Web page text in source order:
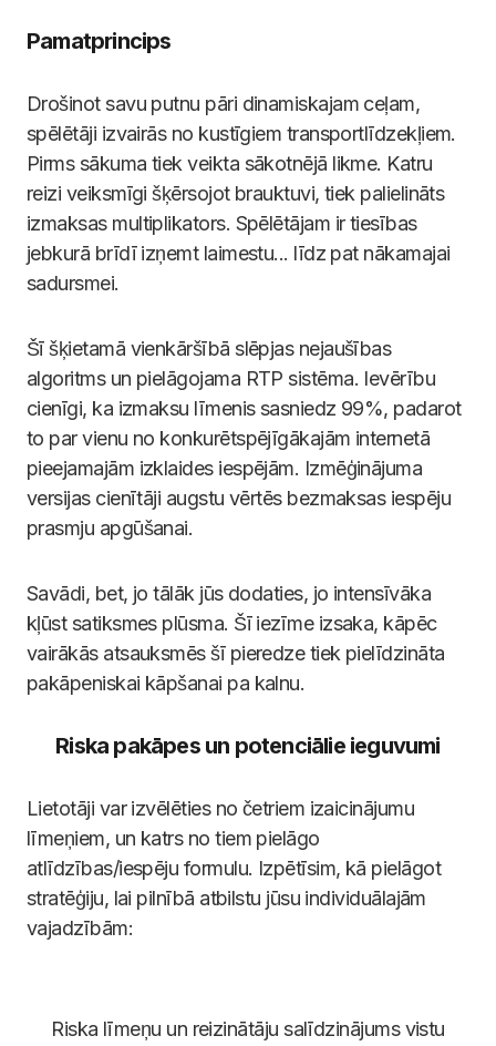
Pamatprincips
Drošinot savu putnu pāri dinamiskajam ceļam,
spēlētāji izvairās no kustīgiem transportlīdzekļiem.
Pirms sākuma tiek veikta sākotnējā likme. Katru
reizi veiksmīgi šķērsojot brauktuvi, tiek palielināts
izmaksas multiplikators. Spēlētājam ir tiesības
jebkurā brīdī izņemt laimestu... līdz pat nākamajai
sadursmei.
Šī šķietamā vienkāršībā slēpjas nejaušības
algoritms un pielāgojama RTP sistēma. Ievērību
cienīgi, ka izmaksu līmenis sasniedz 99%, padarot
to par vienu no konkurētspējīgākajām internetā
pieejamajām izklaides iespējām. Izmēģinājuma
versijas cienītāji augstu vērtēs bezmaksas iespēju
prasmju apgūšanai.
Savādi, bet, jo tālāk jūs dodaties, jo intensīvāka
kļūst satiksmes plūsma. Šī iezīme izsaka, kāpēc
vairākās atsauksmēs šī pieredze tiek pielīdzināta
pakāpeniskai kāpšanai pa kalnu.
Riska pakāpes un potenciālie ieguvumi
Lietotāji var izvēlēties no četriem izaicinājumu
līmeņiem, un katrs no tiem pielāgo
atlīdzības/iespēju formulu. Izpētīsim, kā pielāgot
stratēģiju, lai pilnībā atbilstu jūsu individuālajām
vajadzībām:
Riska līmeņu un reizinātāju salīdzinājums vistu